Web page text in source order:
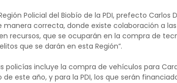
Policial del Biobío de la PDI, prefecto Carlos
manera correcta, donde existe colaboración a
recursos, que se ocuparán en la compra de
que se darán en esta Región”.
policías incluye la compra de vehículos para
de este año, y para la PDI, los que serán